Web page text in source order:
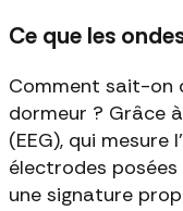
Ce que les
Comment sait-on
dormeur ? Grâce
(EEG), qui
électrodes
une signature